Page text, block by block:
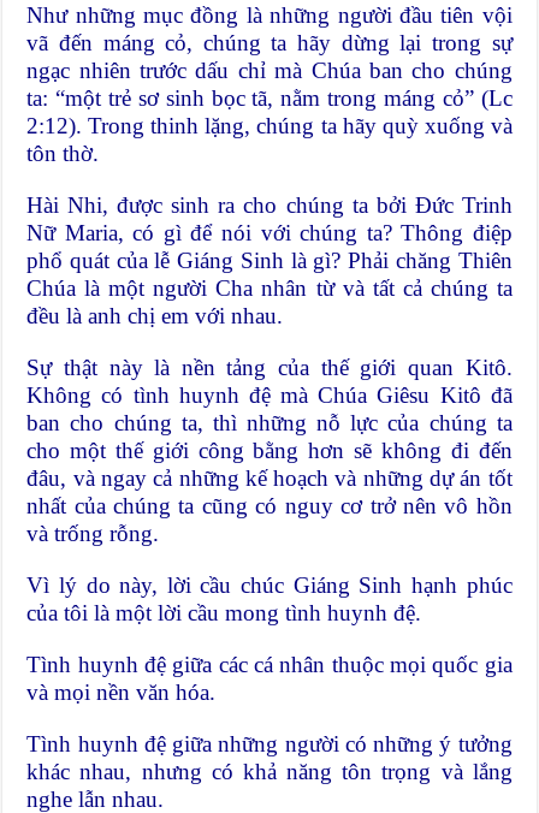
Như những mục đồng là những người đầu tiên vội
vã đến máng cỏ, chúng ta hãy dừng lại trong sự
ngạc nhiên trước dấu chỉ mà Chúa ban cho chúng
ta: “một trẻ sơ sinh bọc tã, nằm trong máng cỏ” (Lc
2:12). Trong thinh lặng, chúng ta hãy quỳ xuống và
tôn thờ.
Hài Nhi, được sinh ra cho chúng ta bởi Đức Trinh
Nữ Maria, có gì để nói với chúng ta? Thông điệp
phổ quát của lễ Giáng Sinh là gì? Phải chăng Thiên
Chúa là một người Cha nhân từ và tất cả chúng ta
đều là anh chị em với nhau.
Sự thật này là nền tảng của thế giới quan Kitô.
Không có tình huynh đệ mà Chúa Giêsu Kitô đã
ban cho chúng ta, thì những nỗ lực của chúng ta
cho một thế giới công bằng hơn sẽ không đi đến
đâu, và ngay cả những kế hoạch và những dự án tốt
nhất của chúng ta cũng có nguy cơ trở nên vô hồn
và trống rỗng.
Vì lý do này, lời cầu chúc Giáng Sinh hạnh phúc
của tôi là một lời cầu mong tình huynh đệ.
Tình huynh đệ giữa các cá nhân thuộc mọi quốc gia
và mọi nền văn hóa.
Tình huynh đệ giữa những người có những ý tưởng
khác nhau, nhưng có khả năng tôn trọng và lắng
nghe lẫn nhau.